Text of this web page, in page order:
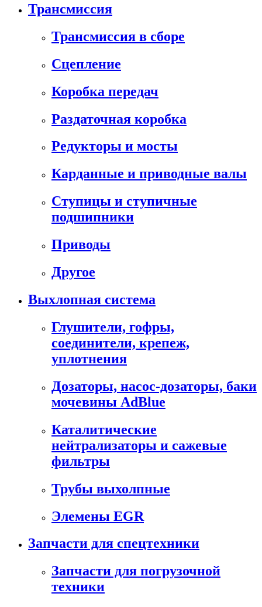
Трансмиссия
Трансмиссия в сборе
Сцепление
Коробка передач
Раздаточная коробка
Редукторы и мосты
Карданные и приводные валы
Ступицы и ступичные
подшипники
Приводы
Другое
Выхлопная система
Глушители, гофры,
соединители, крепеж,
уплотнения
Дозаторы, насос-дозаторы, баки
мочевины AdBlue
Каталитические
нейтрализаторы и сажевые
фильтры
Трубы выхолпные
Элемены EGR
Запчасти для спецтехники
Запчасти для погрузочной
техники